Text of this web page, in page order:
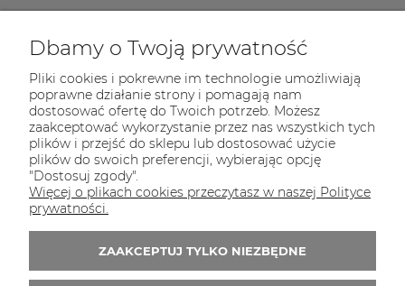
Skontaktuj się z nami!
Masz pytania? Zadzwoń - pomożemy!
Na magazynie mamy 30 000 produktów.
Tel.:
32 70 50 250
Zapisz się do newslettera
Dbamy o Twoją prywatność
Pliki cookies i pokrewne im technologie umożliwiają
poprawne działanie strony i pomagają nam
dostosować ofertę do Twoich potrzeb. Możesz
zaakceptować wykorzystanie przez nas wszystkich tych
plików i przejść do sklepu lub dostosować użycie
plików do swoich preferencji, wybierając opcję
"Dostosuj zgody".
Więcej o plikach cookies przeczytasz w naszej Polityce
prywatności.
ZAAKCEPTUJ TYLKO NIEZBĘDNE